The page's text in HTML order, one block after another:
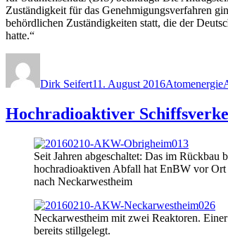
Zuständigkeit für das Genehmigungsverfahren
behördlichen Zuständigkeiten statt, die der
hatte.“
Dirk Seifert11. August 2016Atomenergie
Hochradioaktiver
Seit Jahren abgeschaltet: Das im
hochradioaktiven Abfall hat EnBW vor
nach Neckarwestheim
Neckarwestheim mit zwei Reaktoren.
bereits stillgelegt.